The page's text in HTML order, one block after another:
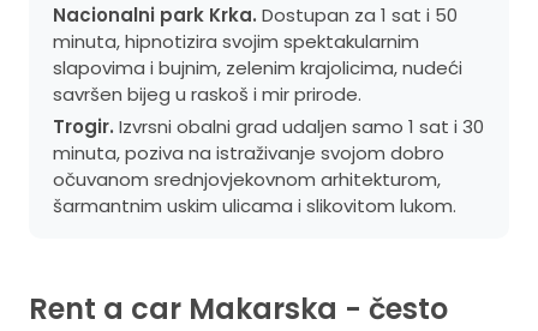
Nacionalni park Krka. Dostupan za 1 sat i 50
minuta, hipnotizira svojim spektakularnim
slapovima i bujnim, zelenim krajolicima, nudeći
savršen bijeg u raskoš i mir prirode.
Trogir. Izvrsni obalni grad udaljen samo 1 sat i 30
minuta, poziva na istraživanje svojom dobro
očuvanom srednjovjekovnom arhitekturom,
šarmantnim uskim ulicama i slikovitom lukom.
Rent a car Makarska - često